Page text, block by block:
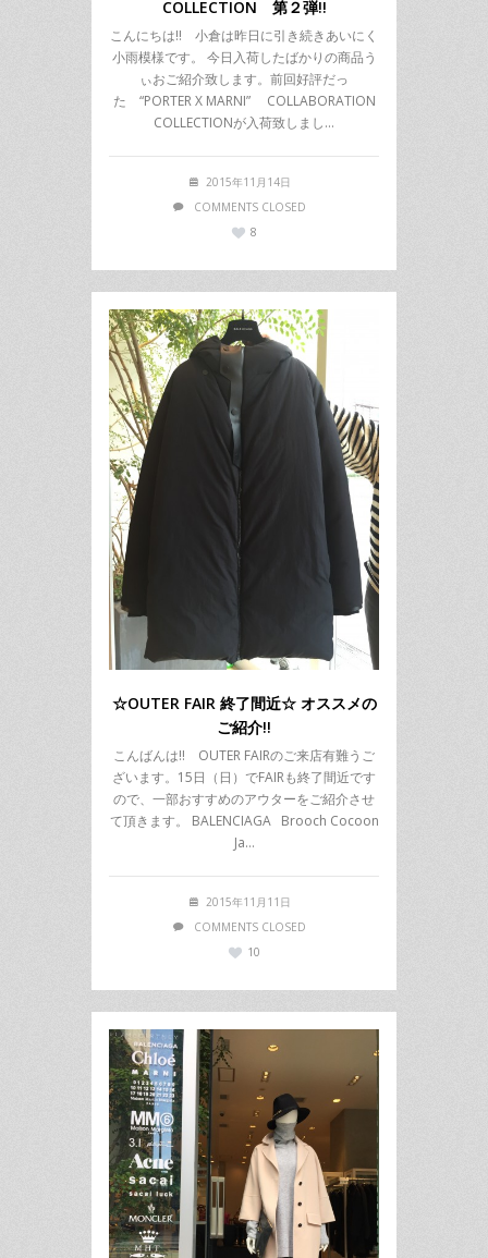
COLLECTION 第２弾!!
こんにちは!! 小倉は昨日に引き続きあいにく
小雨模様です。 今日入荷したばかりの商品う
ぃおご紹介致します。前回好評だっ
た “PORTER X MARNI” COLLABORATION
COLLECTIONが入荷致しまし…
2015年11月14日
COMMENTS CLOSED
8
☆OUTER FAIR 終了間近☆ オススメの
ご紹介!!
こんばんは!! OUTER FAIRのご来店有難うご
ざいます。15日（日）でFAIRも終了間近です
ので、一部おすすめのアウターをご紹介させ
て頂きます。 BALENCIAGA Brooch Cocoon
Ja…
2015年11月11日
COMMENTS CLOSED
10